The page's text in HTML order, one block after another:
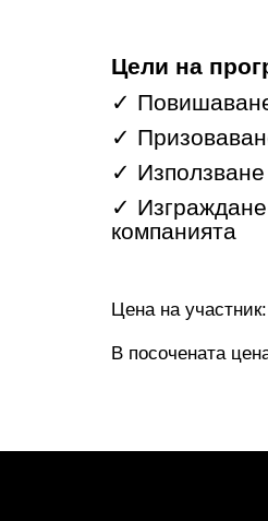
Цели на
✓
✓
✓
✓
компанията
Цена на
В посочената